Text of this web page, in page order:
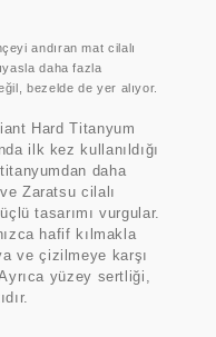
mat cilalı
daha fazla
bezelde de yer alıyor.
Hard Titanyum
ilk kez kullanıldığı
daha
Zaratsu cilalı
tasarımı vurgular.
hafif kılmakla
ve çizilmeye karşı
yüzey sertliği,